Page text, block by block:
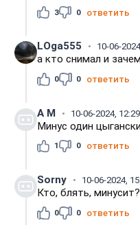
3 0 ответить
LOga555 10-06-
а кто снимал и
0 0 ответить
А M 10-06-2024, 12:29
Минус один
1 0 ответить
Sorny 10-06-2024,
Кто, блять,
0 0 ответить